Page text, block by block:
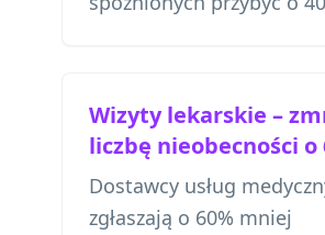
Wizyty lekarskie –
liczbę nieobecności o
Dostawcy usług
zgłaszają o 60% mniej